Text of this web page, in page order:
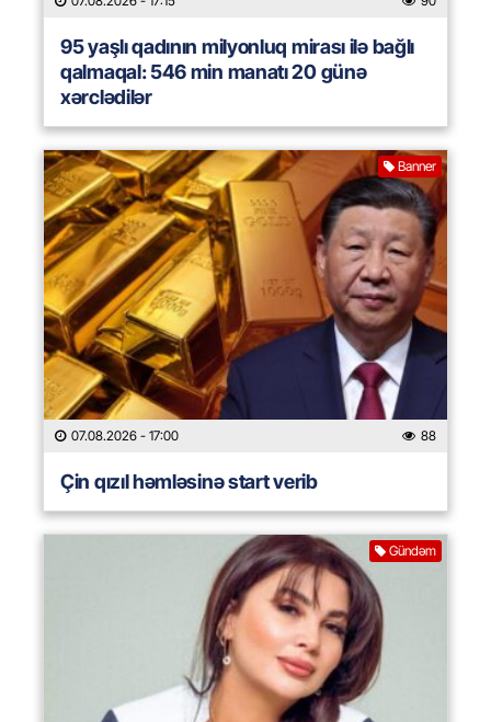
95 yaşlı qadının milyonluq mirası ilə bağlı
qalmaqal: 546 min manatı 20 günə
xərclədilər
Banner
07.08.2026 - 17:00 88
Çin qızıl həmləsinə start verib
Gündəm